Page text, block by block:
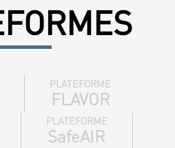
PLATEFORME
FLAVOR
PLATEFORME
SafeAIR